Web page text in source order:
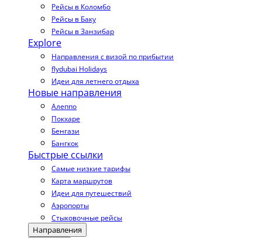
Рейсы в Коломбо
Рейсы в Баку
Рейсы в Занзибар
Explore
Направления с визой по прибытии
flydubai Holidays
Идеи для летнего отдыха
Новые направления
Алеппо
Покхаре
Бенгази
Бангкок
Быстрые ссылки
Самые низкие тарифы
Карта маршрутов
Идеи для путешествий
Аэропорты
Стыковочные рейсы
Направления